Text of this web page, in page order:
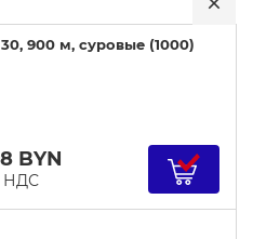
900 м, суровые (1000)
BYN
НДС